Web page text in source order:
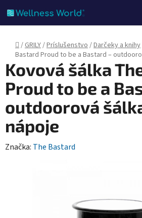
na
obsah
Domov
/GRILY/Príslušenstvo/Darčeky a knihy
Bastard Proud to be a Bastard –
Kovová šálka
Proud to be a
outdoorová
nápoje
Značka: The Bastard